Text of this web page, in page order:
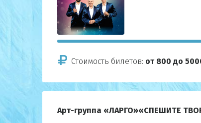
Стоимость билетов: от 800 до
Арт-группа «ЛАРГО»«СПЕШИТЕ